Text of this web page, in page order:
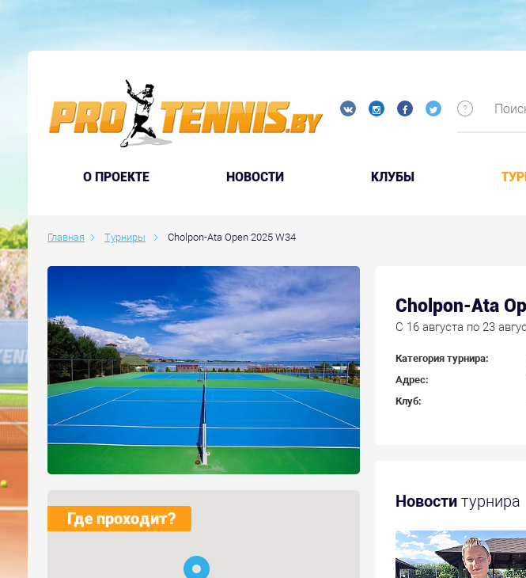
O ПРОЕКТЕ НОВОСТИ КЛУБЫ
Главная Турниры Cholpon-Ata Open 2025 W34
Cholpon-Ata
C 16 августа по 23
Категория турнира:
Адрес:
Клуб:
Новости турнира
Где проходит?